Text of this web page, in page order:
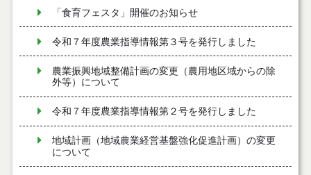
「食育フェスタ」開催のお知らせ
令和７年度農業指導情報第３号を発行しました
農業振興地域整備計画の変更（農用地区域からの除
外等）について
令和７年度農業指導情報第２号を発行しました
地域計画（地域農業経営基盤強化促進計画）の変更
について